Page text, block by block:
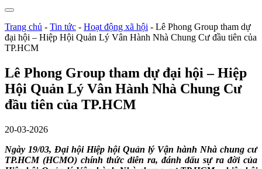
Trang chủ - Tin tức - Hoạt động xã hội - Lê Phong Group tham dự
đại hội – Hiệp Hội Quản Lý Vân Hành Nhà Chung Cư đầu tiên của
TP.HCM
Lê Phong Group tham dự đại hội – Hiệp
Hội Quản Lý Vân Hành Nhà Chung Cư
đầu tiên của TP.HCM
20-03-2026
Ngày 19/03, Đại hội Hiệp hội Quản lý Vận hành Nhà chung cư
TP.HCM (HCMO) chính thức diễn ra, đánh dấu sự ra đời của